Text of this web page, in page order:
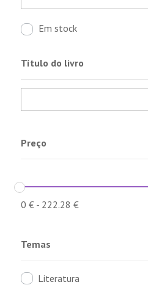
Em stock
Título do livro
Preço
0 €- 222.28 €
Temas
Literatura